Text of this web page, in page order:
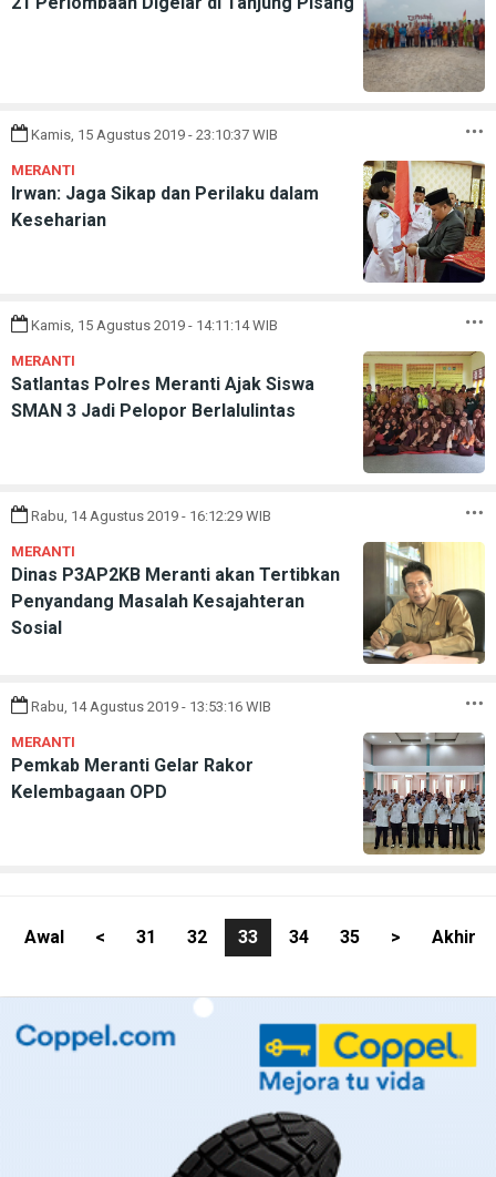
Kamis, 15 Agustus 2019 - 23:10:37 WIB
MERANTI
Irwan: Jaga Sikap dan Perilaku dalam
Keseharian
Kamis, 15 Agustus 2019 - 14:11:14 WIB
MERANTI
Satlantas Polres Meranti Ajak Siswa
SMAN 3 Jadi Pelopor Berlalulintas
Rabu, 14 Agustus 2019 - 16:12:29 WIB
MERANTI
Dinas P3AP2KB Meranti akan Tertibkan
Penyandang Masalah Kesajahteran
Sosial
Rabu, 14 Agustus 2019 - 13:53:16 WIB
MERANTI
Pemkab Meranti Gelar Rakor
Kelembagaan OPD
Awal < 31 32 33 34 35 > Akhir